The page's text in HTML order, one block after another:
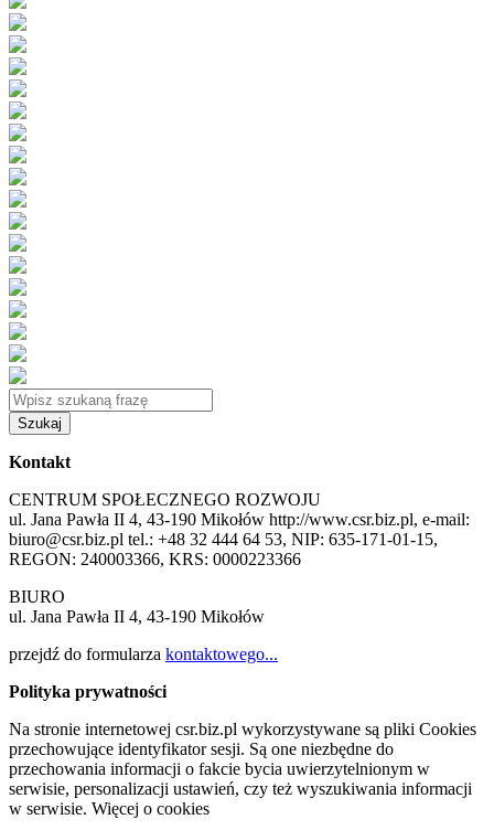
Szukaj
Kontakt
CENTRUM SPOŁECZNEGO ROZWOJU
ul. Jana Pawła II 4, 43-190 Mikołów http://www.csr.biz.pl, e-mail:
biuro@csr.biz.pl tel.: +48 32 444 64 53, NIP: 635-171-01-15,
REGON: 240003366, KRS: 0000223366
BIURO
ul. Jana Pawła II 4, 43-190 Mikołów
przejdź do formularza kontaktowego...
Polityka prywatności
Na stronie internetowej csr.biz.pl wykorzystywane są pliki Cookies
przechowujące identyfikator sesji. Są one niezbędne do
przechowania informacji o fakcie bycia uwierzytelnionym w
serwisie, personalizacji ustawień, czy też wyszukiwania informacji
w serwisie. Więcej o cookies